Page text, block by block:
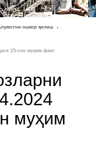
ошкор қилиш
25-сон муҳим факт.
муҳим